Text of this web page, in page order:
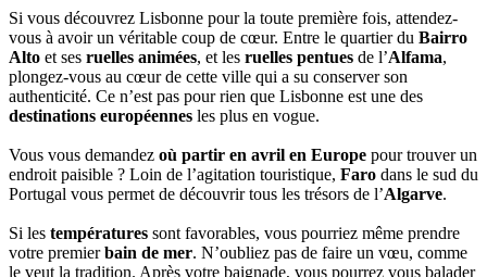
Si vous découvrez Lisbonne pour la toute première fois, attendez-
vous à avoir un véritable coup de cœur. Entre le quartier du Bairro
Alto et ses ruelles animées, et les ruelles pentues de l’Alfama,
plongez-vous au cœur de cette ville qui a su conserver son
authenticité. Ce n’est pas pour rien que Lisbonne est une des
destinations européennes les plus en vogue.
Vous vous demandez où partir en avril en Europe pour trouver un
endroit paisible ? Loin de l’agitation touristique, Faro dans le sud du
Portugal vous permet de découvrir tous les trésors de l’Algarve.
Si les températures sont favorables, vous pourriez même prendre
votre premierbain de mer. N’oubliez pas de faire un vœu, comme
le veut la tradition. Après votre baignade, vous pourrez vous balader